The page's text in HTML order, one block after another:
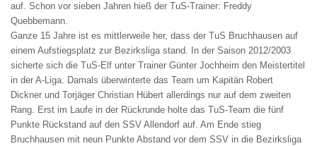
auf. Schon vor sieben Jahren hieß der TuS-Trainer: Freddy
Quebbemann.
Ganze 15 Jahre ist es mittlerweile her, dass der TuS Bruchhausen auf
einem Aufstiegsplatz zur Bezirksliga stand. In der Saison 2012/2003
sicherte sich die TuS-Elf unter Trainer Günter Jochheim den Meistertitel
in der A-Liga. Damals überwinterte das Team um Kapitän Robert
Dickner und Torjäger Christian Hübert allerdings nur auf dem zweiten
Rang. Erst im Laufe in der Rückrunde holte das TuS-Team die fünf
Punkte Rückstand auf den SSV Allendorf auf. Am Ende stieg
Bruchhausen mit neun Punkte Abstand vor dem SSV in die Bezirksliga